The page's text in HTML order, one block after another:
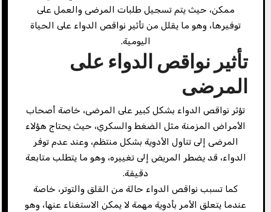
ممكن، حيث يتم تسجيل طلبات المرضى والعمل على
توفيرها، وهو ما يقلل من تأثير نواقص الدواء على الحياة
اليومية.
تأثير نواقص الدواء على
المرضى
تؤثر نواقص الدواء بشكل كبير على المرضى، خاصة أصحاب
الأمراض المزمنة مثل الضغط والسكري، حيث يحتاج هؤلاء
المرضى إلى تناول الأدوية بشكل منتظم، وعند عدم توفر
الدواء، قد يضطر المريض إلى تغييره، وهو ما يتطلب متابعة
دقيقة.
كما تسبب نواقص الدواء حالة من القلق والتوتر، خاصة
عندما يتعلق الأمر بأدوية مهمة لا يمكن الاستغناء عنها، وهو